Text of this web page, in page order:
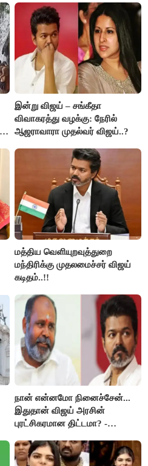
இன்று விஜய் – சங்கீதா
விவாகரத்து வழக்கு: நேரில்
ஆஜராவாரா முதல்வர் விஜய்..?
மத்திய வெளியுறவுத்துறை
மந்திரிக்கு முதலமைச்சர் விஜய்
கடிதம்..!!
நான் என்னமோ நினைச்சேன்...
இதுதான் விஜய் அரசின்
புரட்சிகரமான திட்டமா? -